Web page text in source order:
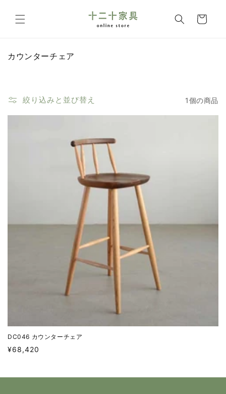
進む
ー
コ
ョ
ン
:
カウンターチェア
絞り込みと並び替え 1個の商品
DC046 カウンターチェア
通
¥68,420